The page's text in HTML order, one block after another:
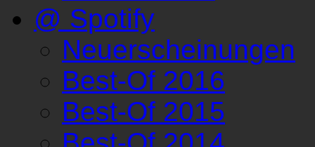
@ Spotify
Neuerscheinungen
Best-Of 2016
Best-Of 2015